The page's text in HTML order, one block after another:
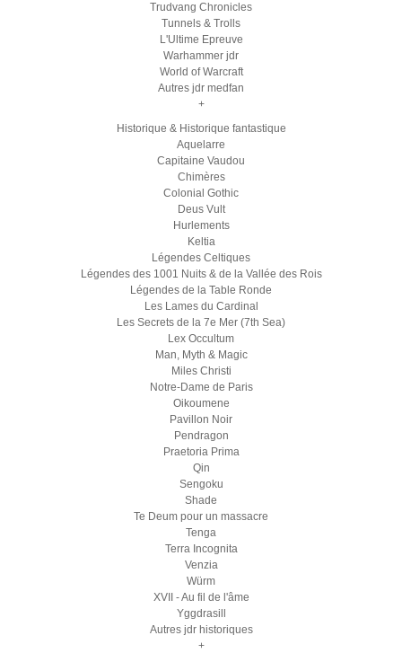
Trudvang Chronicles
Tunnels & Trolls
L'Ultime Epreuve
Warhammer jdr
World of Warcraft
Autres jdr medfan
+
Historique & Historique fantastique
Aquelarre
Capitaine Vaudou
Chimères
Colonial Gothic
Deus Vult
Hurlements
Keltia
Légendes Celtiques
Légendes des 1001 Nuits & de la Vallée des Rois
Légendes de la Table Ronde
Les Lames du Cardinal
Les Secrets de la 7e Mer (7th Sea)
Lex Occultum
Man, Myth & Magic
Miles Christi
Notre-Dame de Paris
Oikoumene
Pavillon Noir
Pendragon
Praetoria Prima
Qin
Sengoku
Shade
Te Deum pour un massacre
Tenga
Terra Incognita
Venzia
Würm
XVII - Au fil de l'âme
Yggdrasill
Autres jdr historiques
+